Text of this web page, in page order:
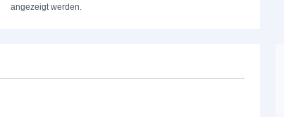
angezeigt werden.